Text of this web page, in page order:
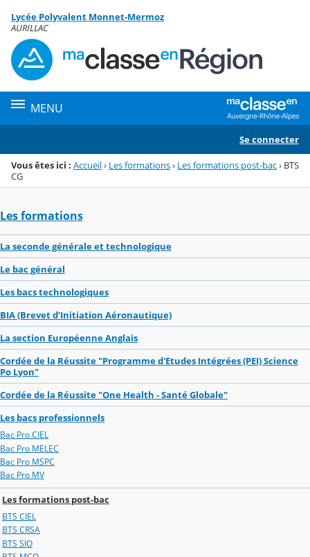
Menu de la rubrique
Contenu
Lycée Polyvalent Monnet-Mermoz
AURILLAC
MENU
Se connecter
Vous êtes ici : Accueil› Les formations› Les formations post-bac› BTS
CG
Les formations
La seconde générale et technologique
Le bac général
Les bacs technologiques
BIA (Brevet d’Initiation Aéronautique)
La section Européenne Anglais
Cordée de la Réussite "Programme d'Etudes Intégrées (PEI) Science
Po Lyon"
Cordée de la Réussite "One Health - Santé Globale"
Les bacs professionnels
Bac Pro CIEL
Bac Pro MELEC
Bac Pro MSPC
Bac Pro MV
Les formations post-bac
BTS CIEL
BTS CRSA
BTS SIO